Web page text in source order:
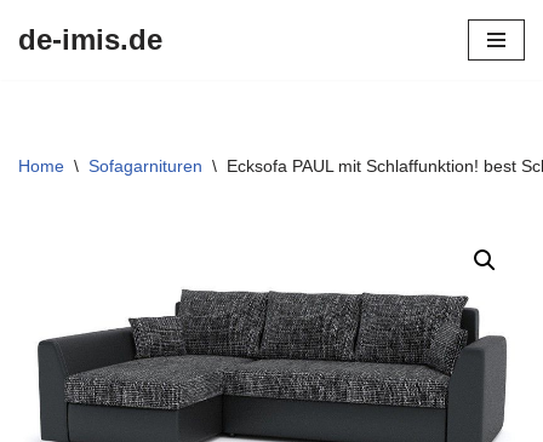
de-imis.de
Home \ Sofagarnituren \ Ecksofa PAUL mit Schlaffunktion! best